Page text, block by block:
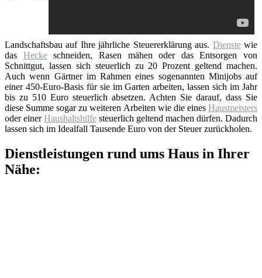
Landschaftsbau auf Ihre jährliche Steuererklärung aus. Dienstewie
das Heckeschneiden, Rasen mähen oder das Entsorgen von
Schnittgut, lassen sich steuerlich zu 20 Prozent geltend machen.
Auch wenn Gärtner im Rahmen eines sogenannten Minijobs auf
einer 450-Euro-Basis für sie im Garten arbeiten, lassen sich im Jahr
bis zu 510 Euro steuerlich absetzen. Achten Sie darauf, dass Sie
diese Summe sogar zu weiteren Arbeiten wie die eines Hausmeisters
oder einerHaushaltshilfe steuerlich geltend machen dürfen. Dadurch
lassen sich im Idealfall Tausende Euro von der Steuer zurückholen.
Dienstleistungen rund ums Haus in Ihrer
Nähe: